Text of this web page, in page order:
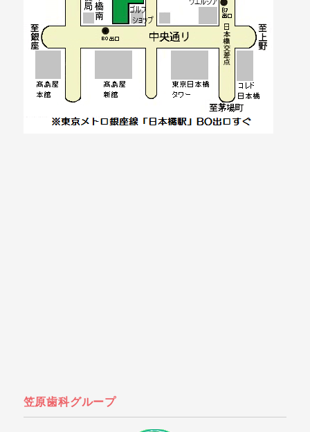
笠原歯科グループ